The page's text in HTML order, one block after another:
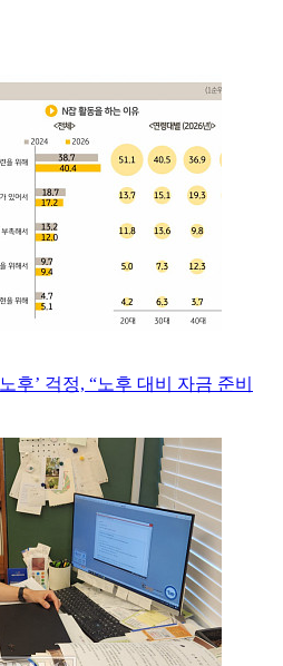
후’ 걱정, “노후 대비 자금 준비